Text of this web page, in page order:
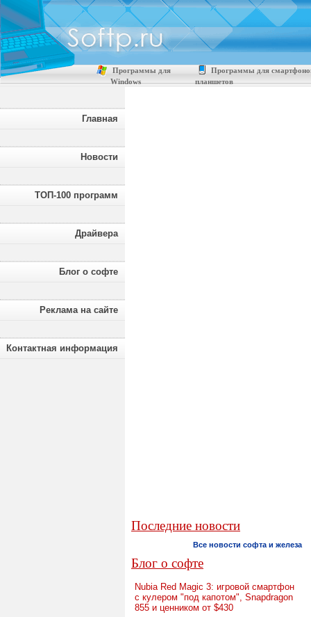
Программы для
Windows
Программы для
планшетов
Главная
Новости
ТОП-100 программ
Драйвера
Блог о софте
Реклама на сайте
Контактная информация
Последние новости
Все новости софта и железа
Блог о софте
Nubia Red Magic 3: игровой смартфон
с кулером "под капотом", Snapdragon
855 и ценником от $430